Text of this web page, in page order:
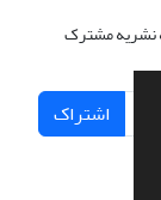
نشریه مشترک
اشتراک